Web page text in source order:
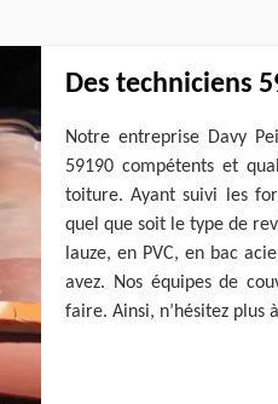
Des techniciens
Notre entreprise Davy
59190 compétents et
toiture. Ayant suivi les
quel que soit le type de
lauze, en PVC, en bac
avez. Nos équipes de
faire. Ainsi, n’hésitez plus